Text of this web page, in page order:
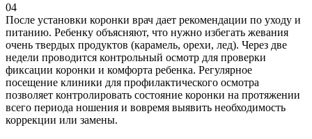
04
После установки коронки врач дает рекомендации по уходу и
питанию. Ребенку объясняют, что нужно избегать жевания
очень твердых продуктов (карамель, орехи, лед). Через две
недели проводится контрольный осмотр для проверки
фиксации коронки и комфорта ребенка. Регулярное
посещение клиники для профилактического осмотра
позволяет контролировать состояние коронки на протяжении
всего периода ношения и вовремя выявить необходимость
коррекции или замены.